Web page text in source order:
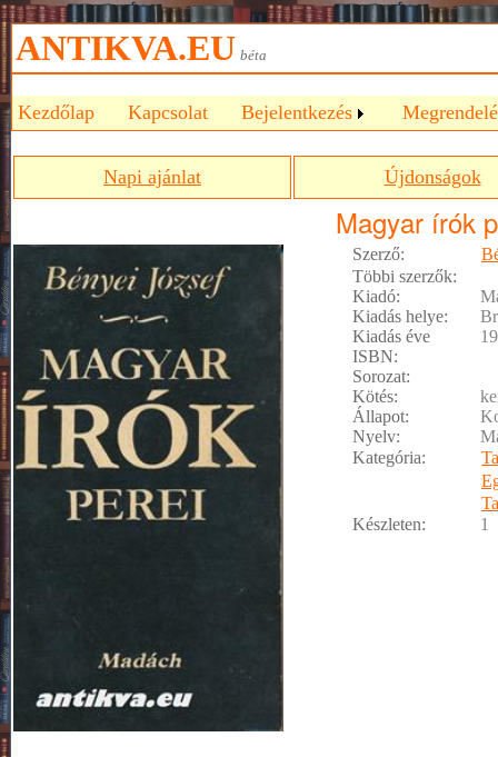
ANTIKVA.EU béta
Kezdőlap Kapcsolat Bejelentkezés
Napi ajánlat Újdonságok
Magyar írók
Szerző:
Többi szerzők:
Kiadó:
Kiadás helye:
Kiadás éve
ISBN:
Sorozat:
Kötés:
Állapot:
Nyelv:
Kategória:
Készleten:
1